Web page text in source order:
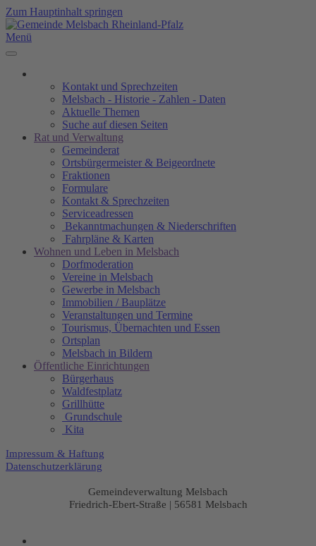
Zum Hauptinhalt springen
Menü
Kontakt und Sprechzeiten
Melsbach - Historie - Zahlen - Daten
Aktuelle Themen
Suche auf diesen Seiten
Rat und Verwaltung
Gemeinderat
Ortsbürgermeister & Beigeordnete
Fraktionen
Formulare
Kontakt & Sprechzeiten
Serviceadressen
Bekanntmachungen & Niederschriften
Fahrpläne & Karten
Wohnen und Leben in Melsbach
Dorfmoderation
Vereine in Melsbach
Gewerbe in Melsbach
Immobilien / Bauplätze
Veranstaltungen und Termine
Tourismus, Übernachten und Essen
Ortsplan
Melsbach in Bildern
Öffentliche Einrichtungen
Bürgerhaus
Waldfestplatz
Grillhütte
Grundschule
Kita
Impressum & Haftung
Datenschutzerklärung
Gemeindeverwaltung Melsbach
Friedrich-Ebert-Straße | 56581 Melsbach